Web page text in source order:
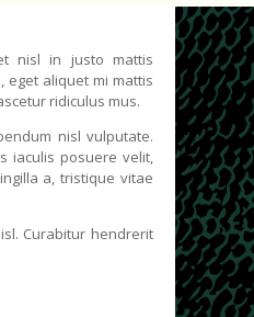
nisl in justo mattis
eget aliquet mi mattis
ridiculus mus.
nisl vulputate.
iaculis posuere velit,
a, tristique vitae
Curabitur hendrerit